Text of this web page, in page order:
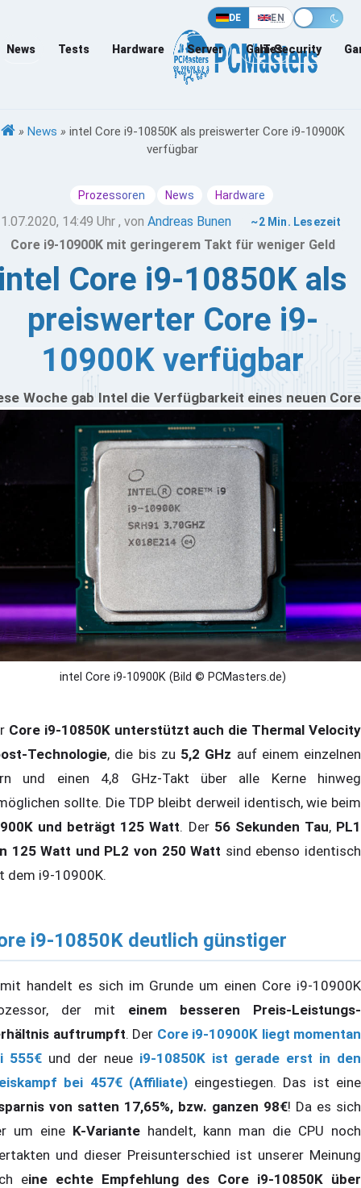
DE EN
News Tests Hardware Server Games
IT-Security
» News » intel Core i9-10850K als preiswerter Core i9-10900K
verfügbar
Prozessoren News Hardware
14:49 Uhr , vonAndreas Bunen ~2 Min. Lesezeit
Core i9-10900K mit geringerem Takt für weniger Geld
Core i9-10850K als
preiswerter Core i9-
10900K verfügbar
Woche gab Intel die Verfügbarkeit eines neuen Core
bekannt. Der i9-10850K reiht sich zwischen dem
und i9-10900K ein und ist mit seinen 10-Kernen
20 Threads eine ziemlich leistungsstarke CPU. Im
handelt es sich um einen i9-10900K, der nur mit
MHz weniger taktet. Als Basistakt arbeitet er mit 3,6
und erreicht dankt Turbo Boost Max 2.0 seine 5,0
Welche anderen Unterschiede und wo dieser
liegt, wird ebenso geklärt.
intel Core i9-10900K (Bild © PCMasters.de)
Core i9-10850K unterstützt auch die Thermal Velocity
Technologie, die bis zu 5,2 GHz auf einem einzelnen
und einen 4,8 GHz-Takt über alle Kerne hinweg
sollte. Die TDP bleibt derweil identisch, wie beim
und beträgt 125 Watt. Der 56 Sekunden Tau, PL1
125 Watt und PL2 von 250 Watt sind ebenso identisch
dem i9-10900K.
i9-10850K deutlich günstiger
handelt es sich im Grunde um einen Core i9-10900K
der mit einem besseren Preis-Leistungs-
auftrumpft. Der Core i9-10900K liegt momentan
555€ und der neue i9-10850K ist gerade erst in den
bei 457€ (Affiliate)eingestiegen. Das ist eine
von satten 17,65%, bzw. ganzen 98€! Da es sich
um eine K-Variante handelt, kann man die CPU noch
und dieser Preisunterschied ist unserer Meinung
eine echte Empfehlung des Core i9-10850K über